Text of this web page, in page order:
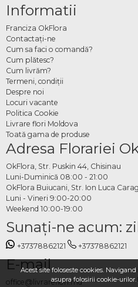
Acest site foloseste cookies.
asupra folosirii cookie-urilor.
Informatii
Franciza OkFlora
Contactaţi-ne
Cum sa faci o comandă?
Cum plătesc?
Cum livrăm?
Termeni, condiţii
Despre noi
Locuri vacante
Politica Cookie
Livrare flori Moldova
Toată gama de produse
Adresa Florariei
OkFlora, Str. Puskin 44, Chisinau
Luni-Duminică 08:00 - 21:00
OkFlora Buiucani, Str. Ion Luca
Luni - Vineri 9:00-20:00
Weekend 10:00-19:00
Sunaţi-ne acum:
+37378862121 +37378862121
E-mail
office@livrareflori.md